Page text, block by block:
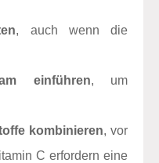
, auch wenn die
einführen, um
kombinieren, vor
C erfordern eine